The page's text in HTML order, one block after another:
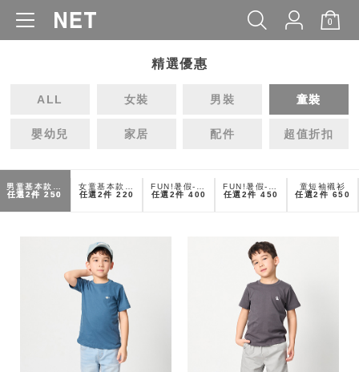
0
WOMEN MEN KIDS
BABY
精選優惠
ALL 女裝 男裝 童裝
嬰幼兒 家居 配件 超值折扣
任選2件 250
任選2件 220
任選2件 400
任選2件 450
童短袖襯衫
任選2件 650
品牌故事 工作條款
門市據點
隱私權保護